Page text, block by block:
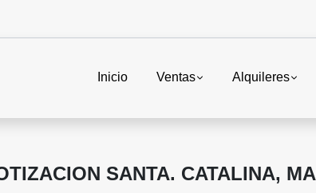
Inicio Ventas Alquileres
SANTA. CATALINA,